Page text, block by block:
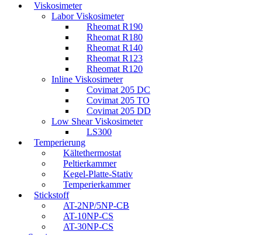
Viskosimeter
Labor Viskosimeter
Rheomat R190
Rheomat R180
Rheomat R140
Rheomat R123
Rheomat R120
Inline Viskosimeter
Covimat 205 DC
Covimat 205 TO
Covimat 205 DD
Low Shear Viskosimeter
LS300
Temperierung
Kältethermostat
Peltierkammer
Kegel-Platte-Stativ
Temperierkammer
Stickstoff
AT-2NP/5NP-CB
AT-10NP-CS
AT-30NP-CS